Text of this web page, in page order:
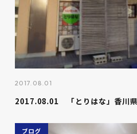
2017.08.01
2017.08.01 「とりはな」香川
ブログ